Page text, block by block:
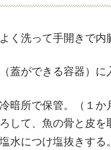
く洗って手開きで内
蓋ができる容器）に
暗所で保管。（１か
して、魚の骨と皮を
水につけ塩抜きする